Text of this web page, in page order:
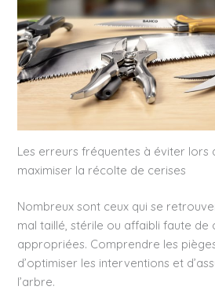
Les erreurs fréquentes à éviter lors
maximiser la récolte de cerises
Nombreux sont ceux qui se
mal taillé, stérile ou affaibli faute de
appropriées. Comprendre les
d’optimiser les interventions et
l’arbre.